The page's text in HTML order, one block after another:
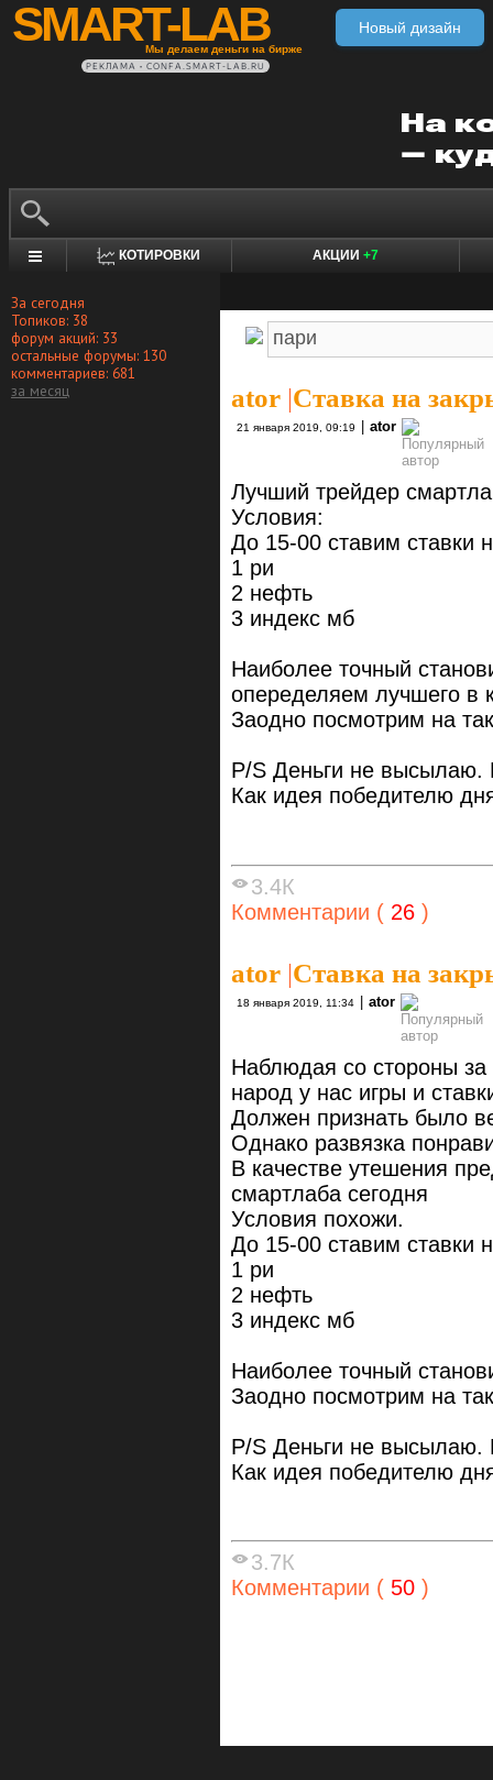
SMART-LAB
Мы делаем деньги на бирже
Новый дизайн
РЕКЛАМА • CONFA.SMART-LAB.RU
КОТИРОВКИ АКЦИИ +7
За сегодня
Топиков: 38
форум акций: 33
остальные форумы: 130
комментариев: 681
за месяц
ator |Ставка на
21 января 2019, 09:19 ator
Лучший трейдер
Условия:
До 15-00 ставим ставки
1 ри
2 нефть
3 индекс мб
Наиболее точный
опеределяем лучшего в
Заодно посмотрим на
P/S Деньги не высылаю.
Как идея победителю
3.4К
Комментарии ( 26 )
ator |Ставка на
18 января 2019, 11:34 | ator
Наблюдая со стороны
народ у нас игры и
Должен признать было
Однако развязка
В качестве утешения
смартлаба сегодня
Условия похожи.
До 15-00 ставим ставки
1 ри
2 нефть
3 индекс мб
Наиболее точный
Заодно посмотрим на
P/S Деньги не высылаю.
Как идея победителю
3.7К
Комментарии ( 50 )